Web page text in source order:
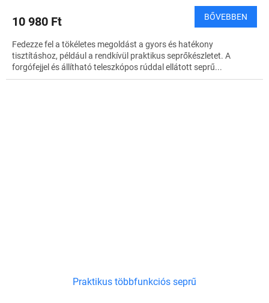
10 980 Ft BŐVEBBEN
Fedezze fel a tökéletes megoldást a gyors és hatékony
tisztításhoz, például a rendkívül praktikus seprőkészletet. A
forgófejjel és állítható teleszkópos rúddal ellátott seprű...
Praktikus többfunkciós seprű